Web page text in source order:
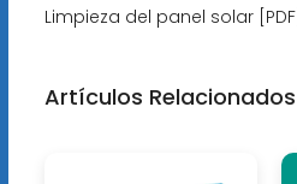
Limpieza del panel solar [PDF]
Artículos Relacionados